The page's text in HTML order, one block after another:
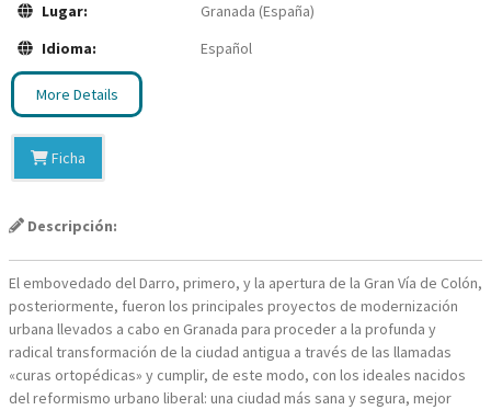
Lugar:
Granada (España)
Idioma:
Español
More Details
Ficha
Descripción:
El embovedado del Darro, primero, y la apertura de la Gran Vía de Colón,
posteriormente, fueron los principales proyectos de modernización
urbana llevados a cabo en Granada para proceder a la profunda y
radical transformación de la ciudad antigua a través de las llamadas
«curas ortopédicas» y cumplir, de este modo, con los ideales nacidos
del reformismo urbano liberal: una ciudad más sana y segura, mejor